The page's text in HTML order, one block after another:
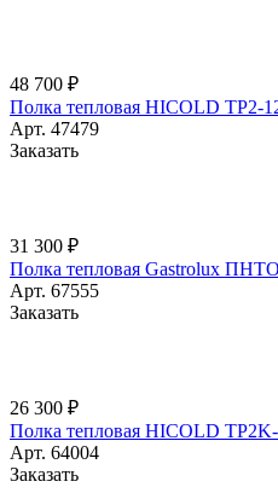
48 700 ₽
Полка тепловая HICOLD TP2-
Арт. 47479
Заказать
31 300 ₽
Полка тепловая Gastrolux
Арт. 67555
Заказать
26 300 ₽
Полка тепловая HICOLD
Арт. 64004
Заказать